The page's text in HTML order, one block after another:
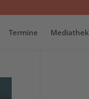
Termine Mediathek